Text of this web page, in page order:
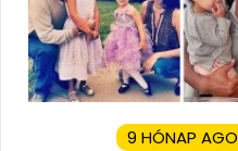
9 HÓNAP AGO